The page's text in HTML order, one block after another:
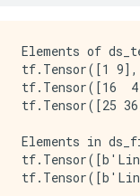
Elements of
tf.Tensor([1 9],
tf.Tensor([16
tf.Tensor([25
Elements in